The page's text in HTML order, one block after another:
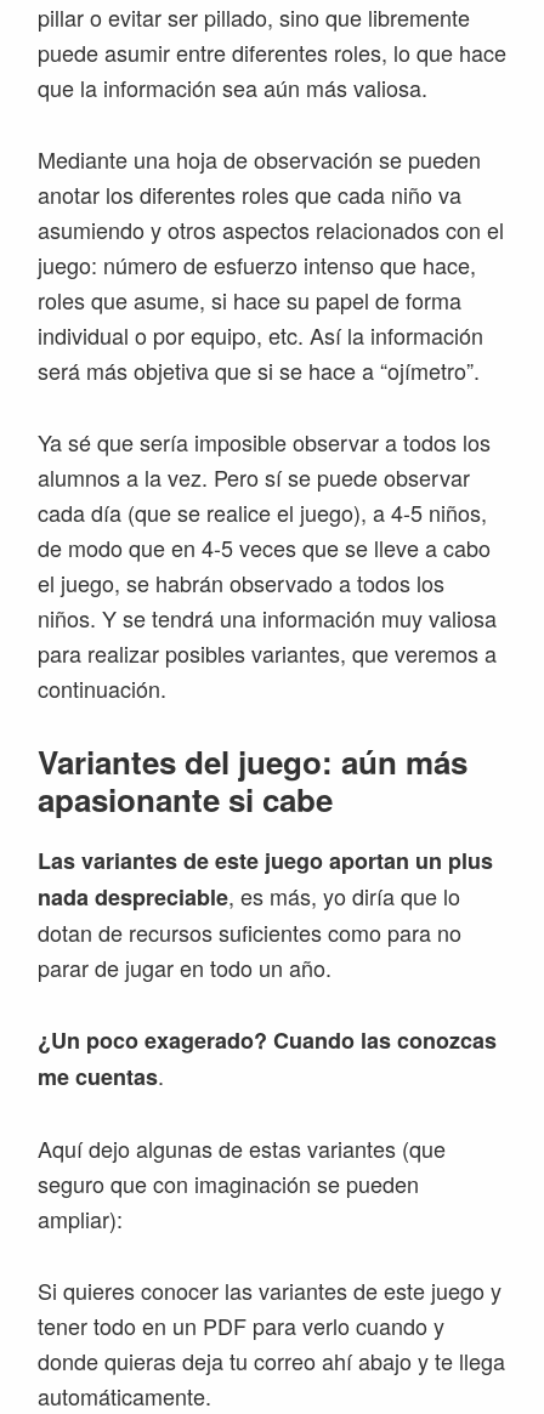
pillar o evitar ser pillado, sino que libremente
puede asumir entre diferentes roles, lo que hace
que la información sea aún más valiosa.
Mediante una hoja de observación se pueden
anotar los diferentes roles que cada niño va
asumiendo y otros aspectos relacionados con el
juego: número de esfuerzo intenso que hace,
roles que asume, si hace su papel de forma
individual o por equipo, etc. Así la información
será más objetiva que si se hace a “ojímetro”.
Ya sé que sería imposible observar a todos los
alumnos a la vez. Pero sí se puede observar
cada día (que se realice el juego), a 4-5 niños,
de modo que en 4-5 veces que se lleve a cabo
el juego, se habrán observado a todos los
niños. Y se tendrá una información muy valiosa
para realizar posibles variantes, que veremos a
continuación.
Variantes del juego: aún más
apasionante si cabe
Las variantes de este juego aportan un plus
nada despreciable, es más, yo diría que lo
dotan de recursos suficientes como para no
parar de jugar en todo un año.
¿Un poco exagerado? Cuando las conozcas
me cuentas.
Aquí dejo algunas de estas variantes (que
seguro que con imaginación se pueden
ampliar):
Si quieres conocer las variantes de este juego y
tener todo en un PDF para verlo cuando y
donde quieras deja tu correo ahí abajo y te llega
automáticamente.